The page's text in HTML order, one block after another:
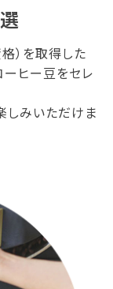
）を取得した
ヒー豆をセレ
しみいただけま